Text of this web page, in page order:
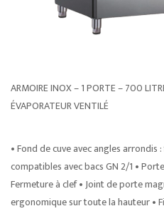
ARMOIRE INOX – 1 PORTE – 700
ÉVAPORATEUR VENTILÉ
• Fond de cuve avec angles
compatibles avec bacs GN 2/1 •
Fermeture à clef • Joint de porte
ergonomique sur toute la hauteur •